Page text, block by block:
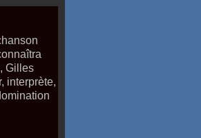
Gilles
interprète,